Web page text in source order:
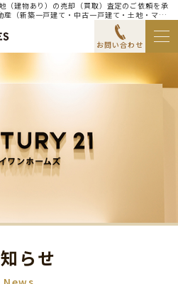
建物あり）の売却（買取）査定のご依頼を承
（新築一戸建て・中古一戸建て・土地・マン
ホームズ
お問い合わせ
らせ